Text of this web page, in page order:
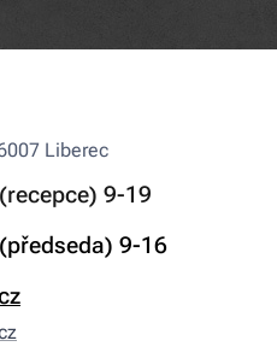
Liberec
9-19
9-16